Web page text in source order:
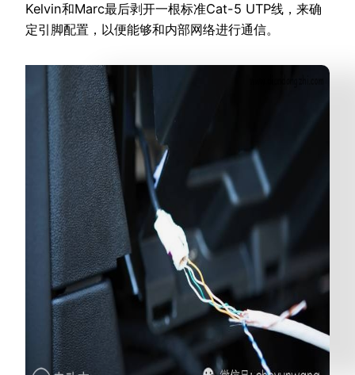
Kelvin和Marc最后剥开一根标准Cat-5 UTP线，来确
定引脚配置，以便能够和内部网络进行通信。